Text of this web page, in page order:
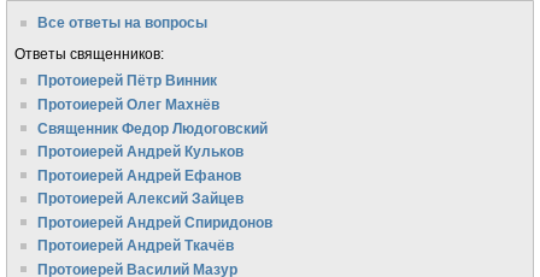
Все ответы на вопросы
Ответы священников:
Протоиерей Пётр Винник
Протоиерей Олег Махнёв
Священник Федор Людоговский
Протоиерей Андрей Кульков
Протоиерей Андрей Ефанов
Протоиерей Алексий Зайцев
Протоиерей Андрей Спиридонов
Протоиерей Андрей Ткачёв
Протоиерей Василий Мазур